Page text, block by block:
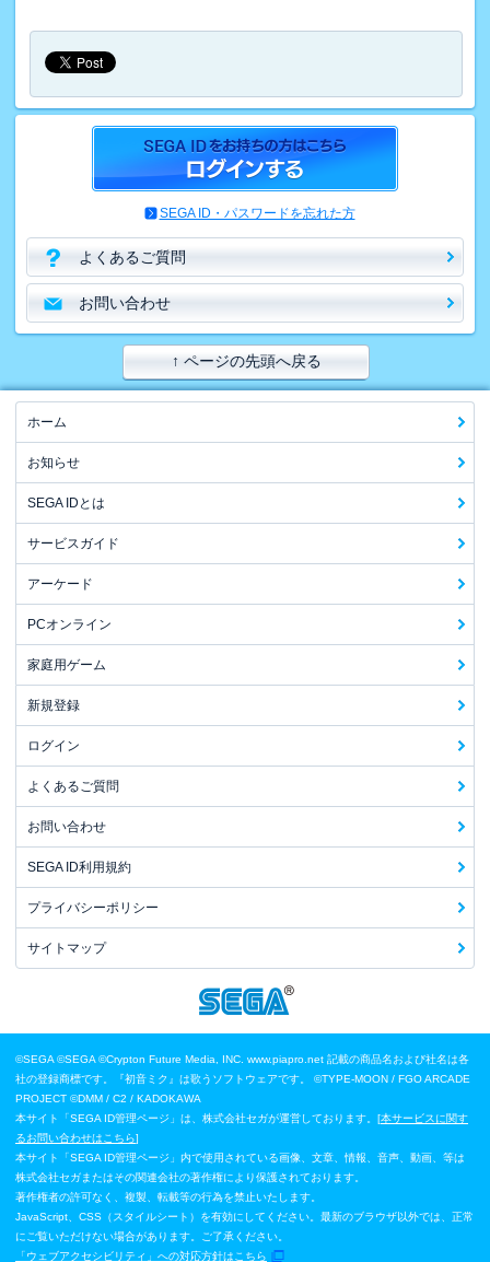
SEGA ID・パスワードを忘れた方
よくあるご質問
お問い合わせ
↑ ページの先頭へ戻る
ホーム
お知らせ
SEGA IDとは
サービスガイド
アーケード
PCオンライン
家庭用ゲーム
新規登録
ログイン
よくあるご質問
お問い合わせ
SEGA ID利用規約
プライバシーポリシー
サイトマップ
©SEGA ©SEGA ©Crypton Future Media, INC. www.piapro.net 記載の商品名および社名は各
社の登録商標です。『初音ミク』は歌うソフトウェアです。
©TYPE-MOON / FGO ARCADE
PROJECT ©DMM / C2 / KADOKAWA
本サイト「SEGA ID管理ページ」は、株式会社セガが運営しております。[本サービスに関す
るお問い合わせはこちら]
本サイト「SEGA ID管理ページ」内で使用されている画像、文章、情報、音声、動画、等は
株式会社セガまたはその関連会社の著作権により保護されております。
著作権者の許可なく、複製、転載等の行為を禁止いたします。
JavaScript、CSS（スタイルシート）を有効にしてください。最新のブラウザ以外では、正常
にご覧いただけない場合があります。ご了承ください。
「ウェブアクセシビリティ」への対応方針はこちら